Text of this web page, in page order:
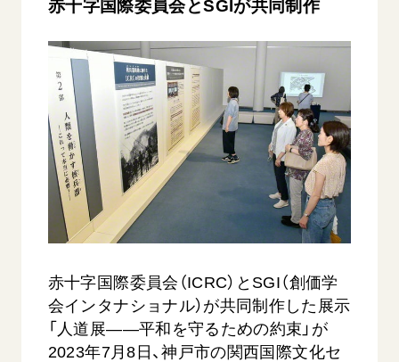
日蓮大聖人の仏法（教学入門）
釈尊～法華経
日蓮大聖人
創価学会の三代会長
初代会長・牧口常三郎先生
第2代会長・戸田城聖先生
第3代会長・池田大作先生
主な行事
年間の活動について
友人葬
「持続可能な開発目標（SDGs）」の取り組み
人道支援
音楽活動
展示活動
教育本部の活動
図書贈呈
世界の創価学会の歴史
創価学会 会憲
創価学会 会則
創価学会 社会憲章
組織・機構
会長・理事長・各部長の紹介
入会について
関連団体
道府県中心会館
会員サポート
座談会御書ｅ講義
小説『新・人間革命』『人間革命』要旨
御書検索［新版］
関連リンク
創価学会総本部
墓地公園・納骨堂
聖教ブックストア
soka youth media
Soka Gakkai グローバルサイト
ご意見
ご利用にあたって
赤十字国際委員会とSGIが共同制作
赤十字国際委員会（ICRC）とSGI（創価学
会インタナショナル）が共同制作した展示
「人道展――平和を守るための約束」が
2023年7月8日、神戸市の関西国際文化セ